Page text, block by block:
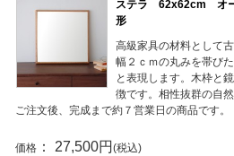
ステラ 62x62cm オ
形
高級家具の材料として
幅２ｃｍの丸みを帯び
と表現します。木枠と
徴です。相性抜群の自
ご注文後、完成まで約７営業日の商品です。
価格 ： 27,500円 (税込)